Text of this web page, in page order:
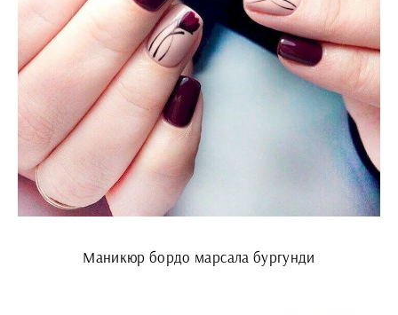
Маникюр бордо марсала бургунди